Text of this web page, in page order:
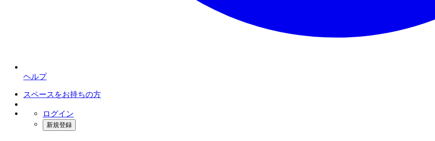
ヘルプ
スペースをお持ちの方
ログイン
新規登録